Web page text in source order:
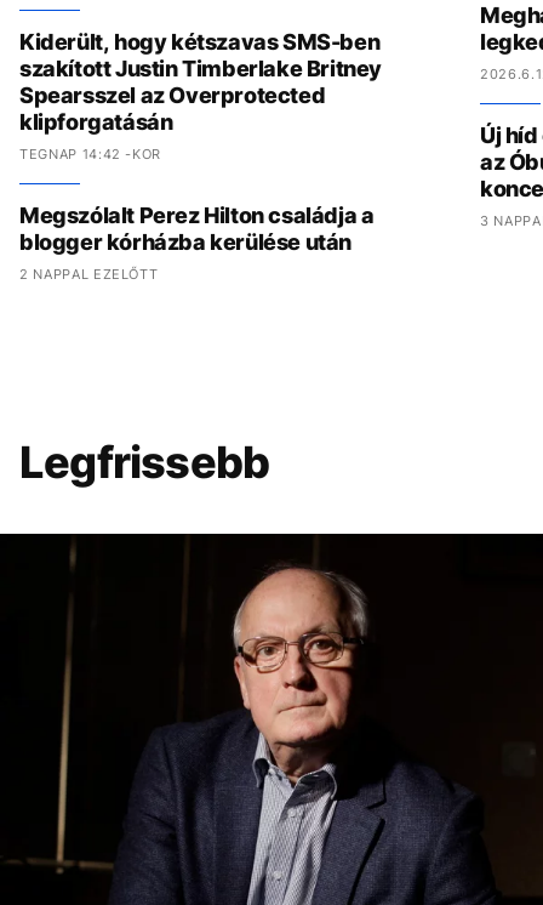
Kiderült, hogy kétszavas SMS-ben
szakított Justin Timberlake Britney
Spearsszel az Overprotected
klipforgatásán
TEGNAP 14:42 -KOR
Megszólalt Perez Hilton családja a
blogger kórházba kerülése után
2 NAPPAL EZELŐTT
Új
az
3
Legfrissebb